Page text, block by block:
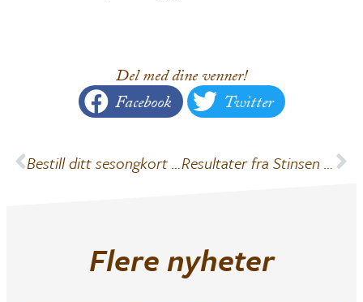
Del med dine venner!
Facebook Twitter
Bestill ditt sesongkort 2024/2025 nå Resultater fra Stinsen Arena Cup 2024
Flere nyheter